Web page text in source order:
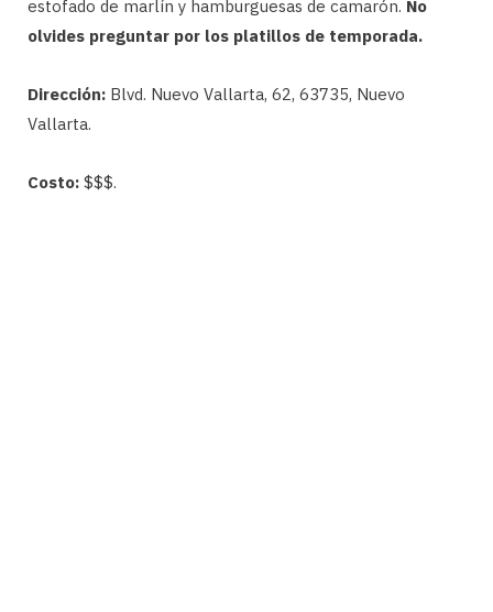
estofado de marlín y hamburguesas de camarón. No
olvides preguntar por los platillos de temporada.
Dirección: Blvd. Nuevo Vallarta, 62, 63735, Nuevo
Vallarta.
Costo: $$$.